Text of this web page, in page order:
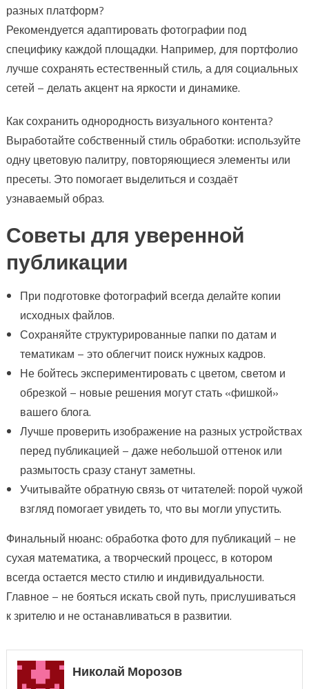
разных платформ?
Рекомендуется адаптировать фотографии под
специфику каждой площадки. Например, для портфолио
лучше сохранять естественный стиль, а для социальных
сетей – делать акцент на яркости и динамике.
Как сохранить однородность визуального контента?
Выработайте собственный стиль обработки: используйте
одну цветовую палитру, повторяющиеся элементы или
пресеты. Это помогает выделиться и создаёт
узнаваемый образ.
Советы для уверенной
публикации
При подготовке фотографий всегда делайте копии
исходных файлов.
Сохраняйте структурированные папки по датам и
тематикам – это облегчит поиск нужных кадров.
Не бойтесь экспериментировать с цветом, светом и
обрезкой – новые решения могут стать «фишкой»
вашего блога.
Лучше проверить изображение на разных устройствах
перед публикацией – даже небольшой оттенок или
размытость сразу станут заметны.
Учитывайте обратную связь от читателей: порой чужой
взгляд помогает увидеть то, что вы могли упустить.
Финальный нюанс: обработка фото для публикаций – не
сухая математика, а творческий процесс, в котором
всегда остается место стилю и индивидуальности.
Главное – не бояться искать свой путь, прислушиваться
к зрителю и не останавливаться в развитии.
Николай Морозов